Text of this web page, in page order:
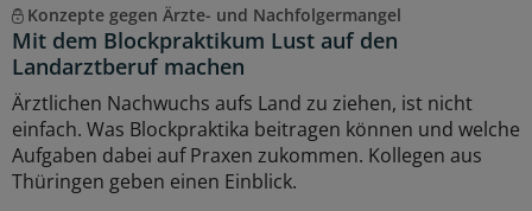
Konzepte gegen Ärzte- und Nachfolgermangel
Mit dem Blockpraktikum Lust auf den
Landarztberuf machen
Ärztlichen Nachwuchs aufs Land zu ziehen, ist nicht
einfach. Was Blockpraktika beitragen können und welche
Aufgaben dabei auf Praxen zukommen. Kollegen aus
Thüringen geben einen Einblick.